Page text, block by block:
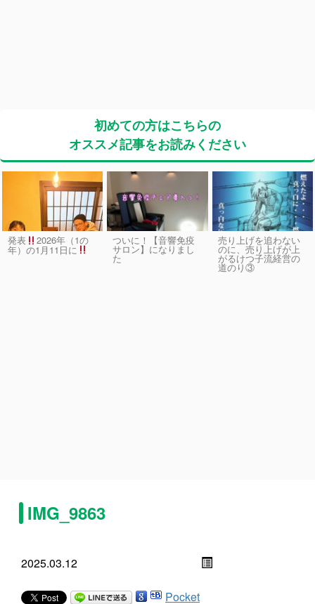
初めての方はこちらの
オススメ記事をお読みください
発表 2026年（1の
年）の1月11日に
ついに！【音響免疫
サロン】になりまし
た
売り上げを追わない
のに、売り上げが上
がるけつ子流経営の
道のり③
IMG_9863
2025.03.12
Pocket